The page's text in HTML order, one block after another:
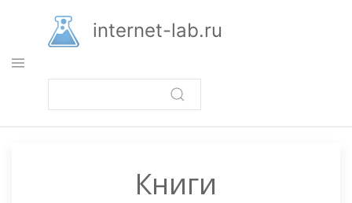
основному
содержанию
internet-lab.ru
Книги